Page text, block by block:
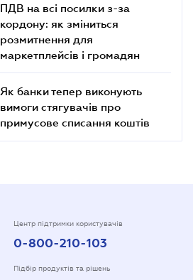
ПДВ на всі посилки з-за
кордону: як зміниться
розмитнення для
маркетплейсів і громадян
Як банки тепер виконують
вимоги стягувачів про
примусове списання коштів
Центр підтримки користувачів
0-800-210-103
Підбір продуктів та рішень